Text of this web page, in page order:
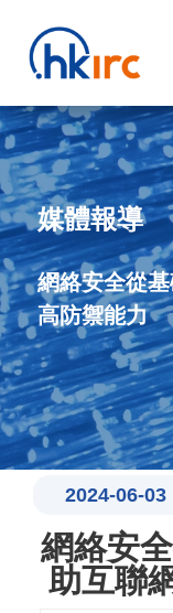
媒體報導
網絡安全從
高防禦能力
2024-06-03
網絡安
助互聯